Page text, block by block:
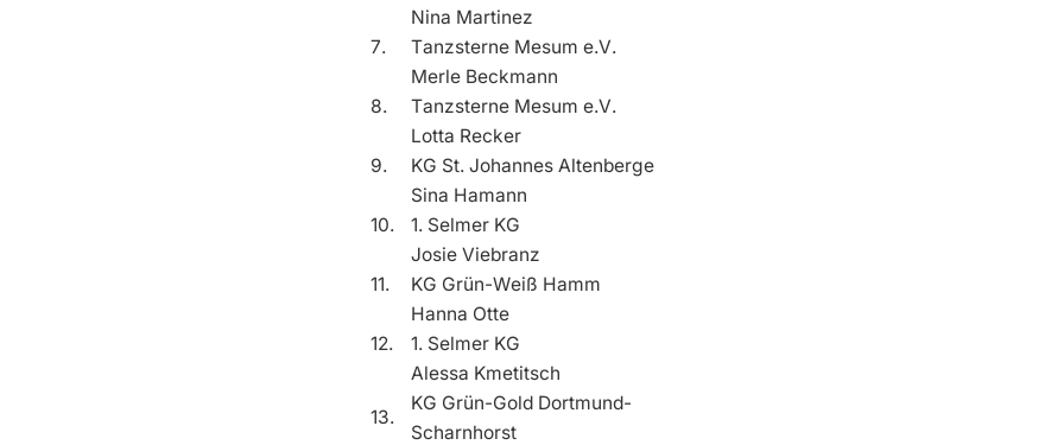
Nina Martinez
7.
Tanzsterne Mesum e.V.
Merle Beckmann
8.
Tanzsterne Mesum e.V.
Lotta Recker
9.
KG St. Johannes Altenberge
Sina Hamann
10.
1. Selmer KG
Josie Viebranz
11.
KG Grün-Weiß Hamm
Hanna Otte
12.
1. Selmer KG
Alessa Kmetitsch
13.
KG Grün-Gold Dortmund-
Scharnhorst